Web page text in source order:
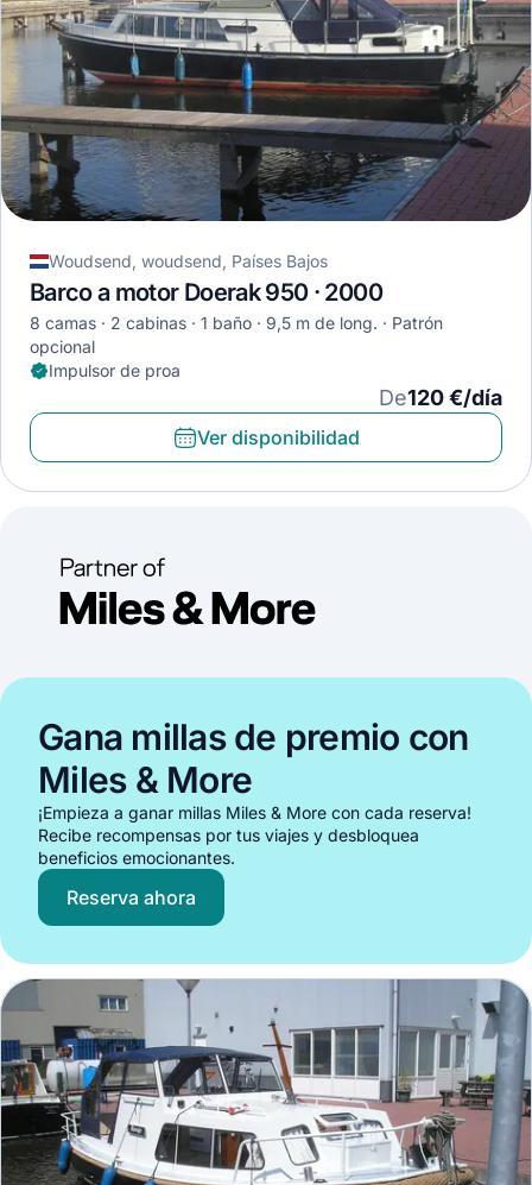
Woudsend, woudsend, Países Bajos
Barco a motor Doerak 950 · 2000
8 camas 2 cabinas 1 baño 9,5 m de long.
Patrón
opcional
Impulsor de proa
De120 €/día
Ver disponibilidad
Gana millas de premio con
Miles & More
¡Empieza a ganar millas Miles & More con cada reserva!
Recibe recompensas por tus viajes y desbloquea
beneficios emocionantes.
Reserva ahora